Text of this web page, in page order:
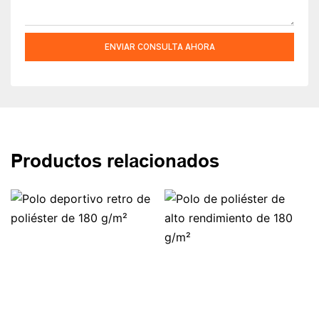
ENVIAR CONSULTA AHORA
Productos relacionados